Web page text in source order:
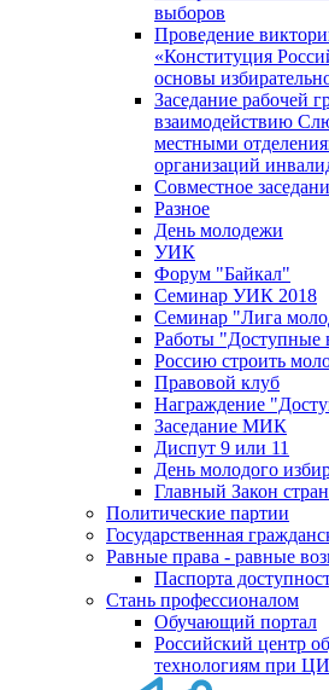
выборов
Проведение
«Конституция
основы
Заседание рабочей
взаимодействию
местными
организаций
Совместное
Разное
День молодежи
УИК
Форум "Байкал"
Семинар УИК 2018
Семинар "Лига
Работы "Доступные
Россию строить
Правовой клуб
Награждение
Заседание МИК
Диспут 9 или 11
День молодого
Главный Закон
Политические партии
Государственная
Равные права - равные
Паспорта
Стань профессионалом
Обучающий портал
Российский центр
технологиям при